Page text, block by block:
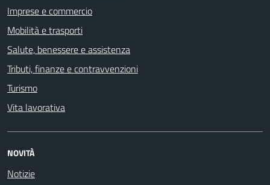
Imprese e commercio
Mobilità e trasporti
Salute, benessere e assistenza
Tributi, finanze e contravvenzioni
Turismo
Vita lavorativa
NOVITÀ
Notizie